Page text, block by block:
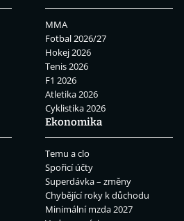
MMA
Fotbal 2026/27
Hokej 2026
Tenis 2026
F1 2026
Atletika 2026
Cyklistika 2026
Ekonomika
Temu a clo
Spořicí účty
Superdávka – změny
Chybějící roky k důchodu
Minimální mzda 2027